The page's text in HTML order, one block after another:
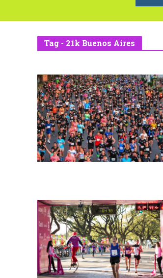
Tag - 21k Buenos Aires